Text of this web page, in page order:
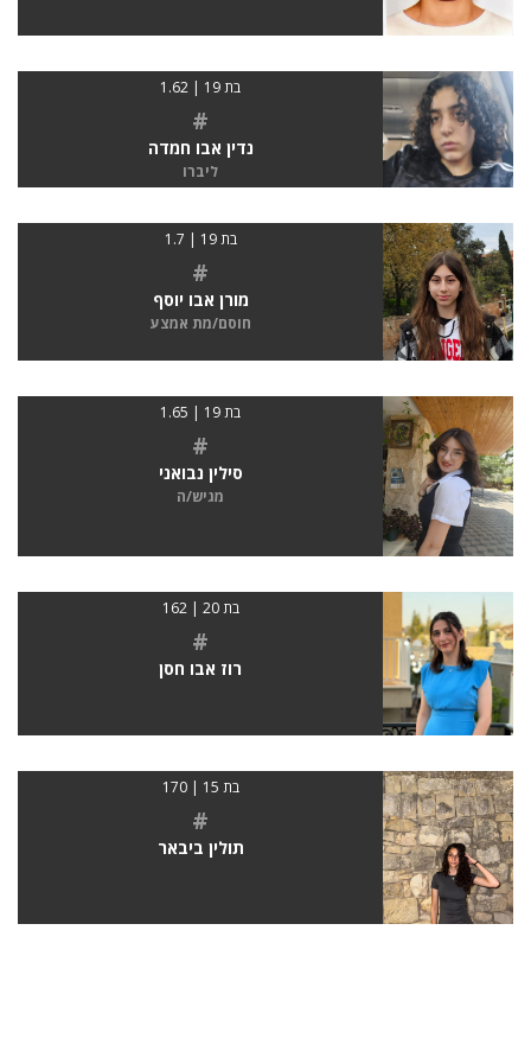
בת 19 | 1.62
#
נדין אבו חמדה
ליברו
בת 19 | 1.7
#
מורן אבו יוסף
חוסם/מת אמצע
בת 19 | 1.65
#
סילין נבואני
מגיש/ה
בת 20 | 162
#
רוז אבו חסן
בת 15 | 170
#
תולין ביבאר